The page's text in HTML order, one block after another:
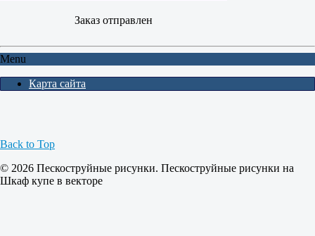
Заказ отправлен
Menu
Карта сайта
Back to Top
© 2026 Пескоструйные рисунки. Пескоструйные рисунки на
Шкаф купе в векторе